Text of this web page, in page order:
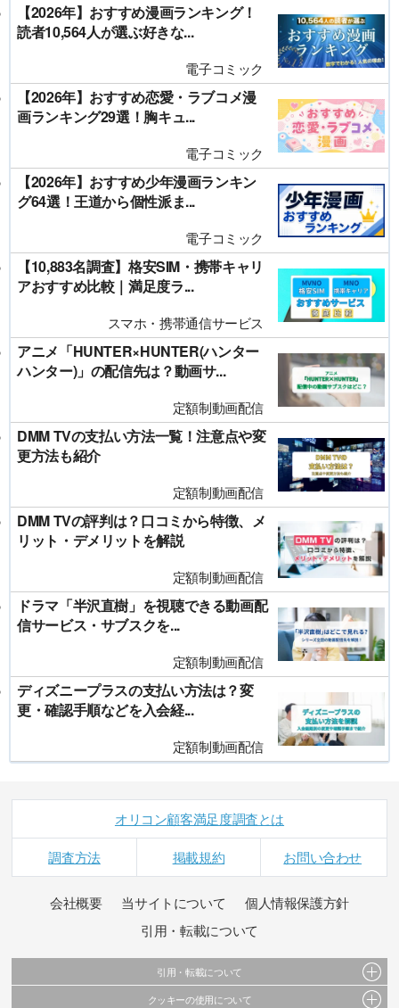
【2026年】おすすめ漫画ランキング！
読者10,564人が選ぶ好きな...
電子コミック
【2026年】おすすめ恋愛・ラブコメ漫
画ランキング29選！胸キュ...
電子コミック
【2026年】おすすめ少年漫画ランキン
グ64選！王道から個性派ま...
電子コミック
【10,883名調査】格安SIM・携帯キャリ
アおすすめ比較｜満足度ラ...
スマホ・携帯通信サービス
アニメ「HUNTER×HUNTER(ハンター
ハンター)」の配信先は？動画サ...
定額制動画配信
DMM TVの支払い方法一覧！注意点や変
更方法も紹介
定額制動画配信
DMM TVの評判は？口コミから特徴、メ
リット・デメリットを解説
定額制動画配信
ドラマ「半沢直樹」を視聴できる動画配
信サービス・サブスクを...
定額制動画配信
ディズニープラスの支払い方法は？変
更・確認手順などを入会経...
定額制動画配信
オリコン顧客満足度調査とは
調査方法 掲載規約 お問い合わせ
会社概要 当サイトについて
個人情報保護方針
引用・転載について
引用・転載について
当サイトで公開されている情報（文字、写真、イラスト、画像データ等）及びこれらの配
クッキーの使用について